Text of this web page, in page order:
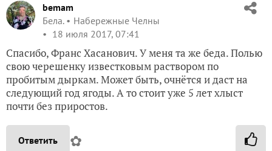
bemam
Бела.
Набережные Челны
18 июля 2017, 07:41
Спасибо, Франс Хасанович. У меня та же беда. Полью
свою черешенку известковым раствором по
пробитым дыркам. Может быть, очнётся и даст на
следующий год ягоды. А то стоит уже 5 лет хлыст
почти без приростов.
Ответить ✿